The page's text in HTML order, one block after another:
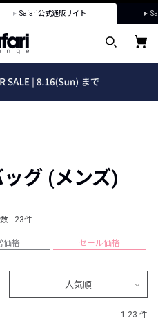
Safari公式通販サイト
グ (メンズ)
: 23件
価格 セール価格
人気順
1-23 件